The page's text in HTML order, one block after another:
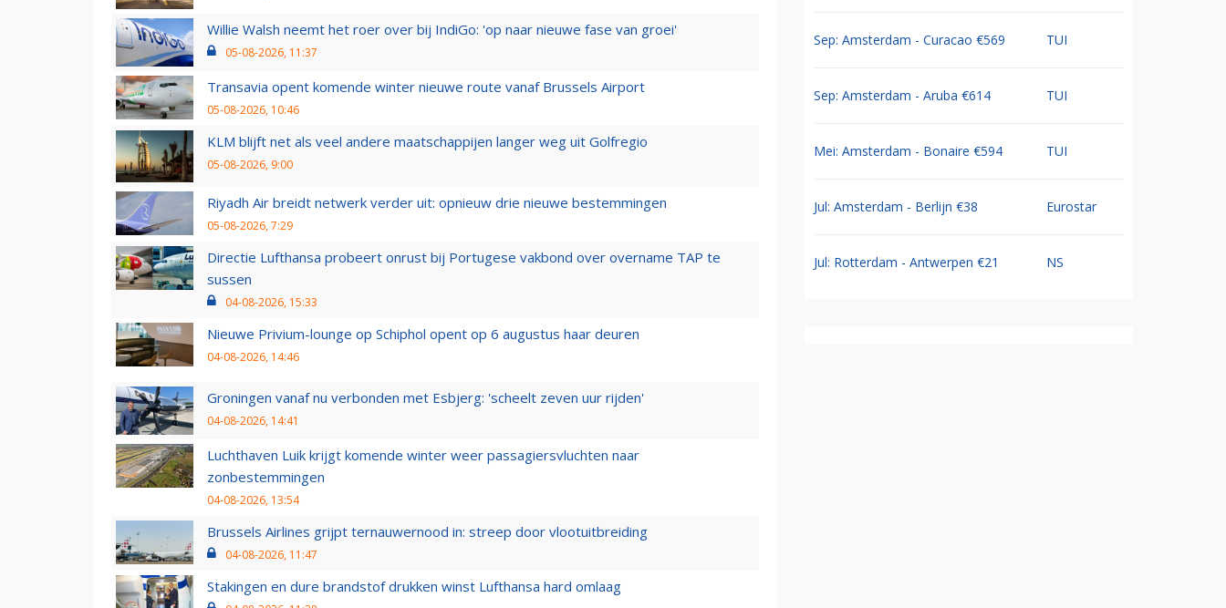
Willie Walsh neemt het roer over bij IndiGo: 'op naar nieuwe fase van groei'
05-08-2026, 11:37
Transavia opent komende winter nieuwe route vanaf Brussels Airport
05-08-2026, 10:46
KLM blijft net als veel andere maatschappijen langer weg uit Golfregio
05-08-2026, 9:00
Riyadh Air breidt netwerk verder uit: opnieuw drie nieuwe bestemmingen
05-08-2026, 7:29
Directie Lufthansa probeert onrust bij Portugese vakbond over overname TAP te
sussen
04-08-2026, 15:33
Nieuwe Privium-lounge op Schiphol opent op 6 augustus haar deuren
04-08-2026, 14:46
Groningen vanaf nu verbonden met Esbjerg: 'scheelt zeven uur rijden'
04-08-2026, 14:41
Luchthaven Luik krijgt komende winter weer passagiersvluchten naar
zonbestemmingen
04-08-2026, 13:54
Brussels Airlines grijpt ternauwernood in: streep door vlootuitbreiding
04-08-2026, 11:47
Stakingen en dure brandstof drukken winst Lufthansa hard omlaag
Sep: Amsterdam - Curacao €569 TUI
Sep: Amsterdam - Aruba €614 TUI
Mei: Amsterdam - Bonaire €594 TUI
Jul: Amsterdam - Berlijn €38 Eurostar
Jul: Rotterdam - Antwerpen €21 NS